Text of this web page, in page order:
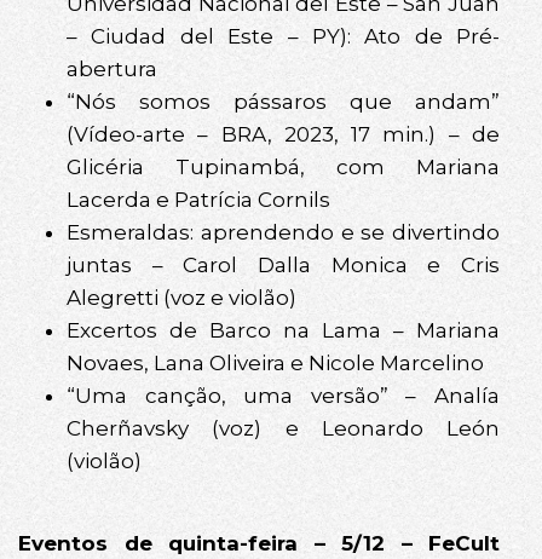
– Ciudad del Este – PY): Ato de Pré-
abertura
“Nós somos pássaros que andam”
(Vídeo-arte – BRA, 2023, 17 min.) – de
Glicéria Tupinambá, com Mariana
Lacerda e Patrícia Cornils
Esmeraldas: aprendendo e se divertindo
juntas – Carol Dalla Monica e Cris
Alegretti (voz e violão)
Excertos de Barco na Lama – Mariana
Novaes, Lana Oliveira e Nicole Marcelino
“Uma canção, uma versão” – Analía
Cherñavsky (voz) e Leonardo León
(violão)
Eventos de quinta-feira – 5/12 – FeCult